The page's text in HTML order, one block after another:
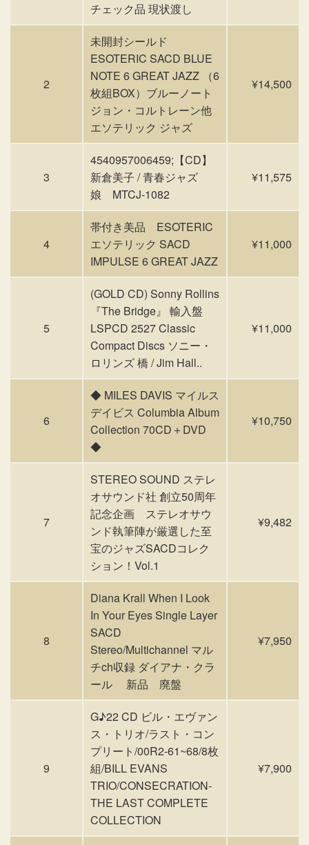
チェック品 現状渡し
2
未開封シールド
ESOTERIC SACD BLUE
NOTE 6 GREAT JAZZ （6
枚組BOX）ブルーノート
ジョン・コルトレーン他
エソテリック ジャズ
¥14,500
3
4540957006459;【CD】
新倉美子 / 青春ジャズ
娘 MTCJ-1082
¥11,575
4
帯付き美品 ESOTERIC
エソテリック SACD
IMPULSE 6 GREAT JAZZ
¥11,000
5
(GOLD CD) Sonny Rollins
『The Bridge』 輸入盤
LSPCD 2527 Classic
Compact Discs ソニー・
ロリンズ 橋 / Jim Hall..
¥11,000
6
◆ MILES DAVIS マイルス
デイビス Columbia Album
Collection 70CD＋DVD
◆
¥10,750
7
STEREO SOUND ステレ
オサウンド社 創立50周年
記念企画 ステレオサウ
ンド執筆陣が厳選した至
宝のジャズSACDコレク
ション！Vol.1
¥9,482
8
Diana Krall When I Look
In Your Eyes Single Layer
SACD
Stereo/Multichannel マル
チch収録 ダイアナ・クラ
ール 新品 廃盤
¥7,950
9
G♪22 CD ビル・エヴァン
ス・トリオ/ラスト・コン
プリート/00R2-61~68/8枚
組/BILL EVANS
TRIO/CONSECRATION-
THE LAST COMPLETE
COLLECTION
¥7,900